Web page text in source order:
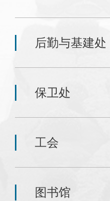
后勤与基建处
保卫处
工会
图书馆